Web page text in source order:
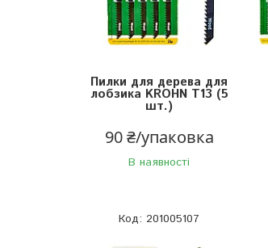
Пилки для дерева для
лобзика KROHN T13 (5
шт.)
90 ₴/упаковка
В наявності
201005107